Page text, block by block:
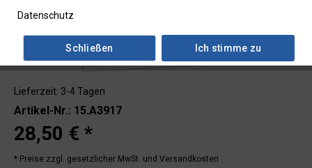
Lieferzeit: 3-4 Tagen
Artikel-Nr.: 15.A3917
28,50 € *
* Preise zzgl. gesetzlicher MwSt. und Versandkosten
Datenschutz
Ich stimme zu
Schließen